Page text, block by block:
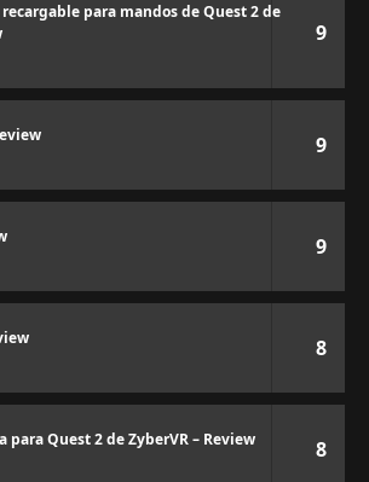
para mandos de Quest 2 de
9
9
9
8
para Quest 2 de ZyberVR – Review 8